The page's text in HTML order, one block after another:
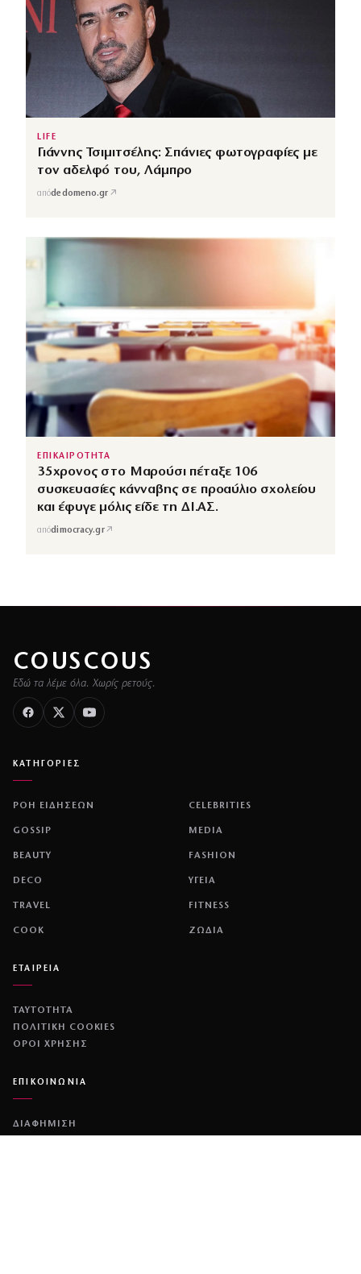
LIFE
Γιάννης Τσιμιτσέλης: Σπάνιες φωτογραφίες με
τον αδελφό του, Λάμπρο
απόdedomeno.gr ↗
ΕΠΙΚΑΙΡΟΤΗΤΑ
35χρονος στο Μαρούσι πέταξε 106
συσκευασίες κάνναβης σε προαύλιο σχολείου
και έφυγε μόλις είδε τη ΔΙ.ΑΣ.
απόdimocracy.gr↗
COUSCOUS
Εδώ τα λέμε όλα. Χωρίς ρετούς.
ΚΑΤΗΓΟΡΙΕΣ
ΡΟΗ ΕΙΔΗΣΕΩΝ CELEBRITIES
GOSSIP MEDIA
BEAUTY FASHION
DECO ΥΓΕΙΑ
TRAVEL FITNESS
COOK ΖΩΔΙΑ
ΕΤΑΙΡΕΙΑ
ΤΑΥΤΟΤΗΤΑ
ΠΟΛΙΤΙΚΉ COOKIES
ΌΡΟΙ ΧΡΉΣΗΣ
ΕΠΙΚΟΙΝΩΝΙΑ
ΔΙΑΦΗΜΙΣΗ